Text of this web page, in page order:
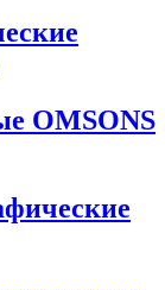
OMSONS